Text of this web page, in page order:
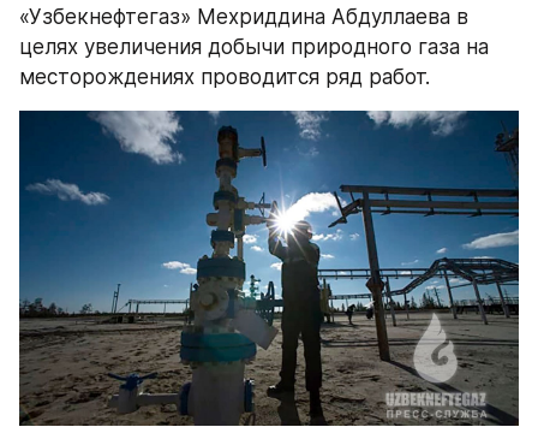
«Узбекнефтегаз» Мехриддина Абдуллаева в
целях увеличения добычи природного газа на
месторождениях проводится ряд работ.